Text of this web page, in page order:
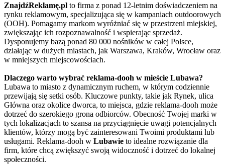
ZnajdźReklamę.pl to firma z ponad 12-letnim doświadczeniem na
rynku reklamowym, specjalizująca się w kampaniach outdoorowych
(OOH). Pomagamy markom wyróżniać się w przestrzeni miejskiej,
zwiększając ich rozpoznawalność i wspierając sprzedaż.
Dysponujemy bazą ponad 80 000 nośników w całej Polsce,
działając w dużych miastach, jak Warszawa, Kraków, Wrocław oraz
w mniejszych miejscowościach.
Dlaczego warto wybrać reklama-dooh w mieście Lubawa?
Lubawa to miasto z dynamicznym ruchem, w którym codziennie
przewijają się setki osób. Kluczowe punkty, takie jak Rynek, ulica
Główna oraz okolice dworca, to miejsca, gdzie reklama-dooh może
dotrzeć do szerokiego grona odbiorców. Obecność Twojej marki w
tych lokalizacjach to szansa na przyciągnięcie uwagi potencjalnych
klientów, którzy mogą być zainteresowani Twoimi produktami lub
usługami. Reklama-dooh w Lubawie to idealne rozwiązanie dla
firm, które chcą zwiększyć swoją widoczność i dotrzeć do lokalnej
społeczności.